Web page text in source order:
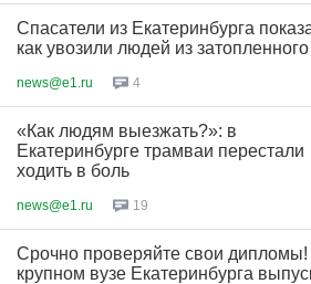
Спасатели из Екатеринбурга
как увозили людей из затопленного
news@e1.ru 4
«Как людям выезжать?»: в
Екатеринбурге трамваи перестали
ходить в боль
news@e1.ru 19
Срочно проверяйте свои
крупном вузе Екатеринбурга